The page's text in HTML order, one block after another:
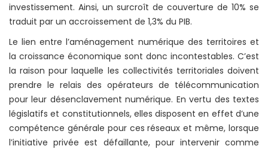
investissement. Ainsi, un surcroît de couverture de 10% se
traduit par un accroissement de 1,3% du PIB.
Le lien entre l’aménagement numérique des territoires et
la croissance économique sont donc incontestables. C’est
la raison pour laquelle les collectivités territoriales doivent
prendre le relais des opérateurs de télécommunication
pour leur désenclavement numérique. En vertu des textes
législatifs et constitutionnels, elles disposent en effet d’une
compétence générale pour ces réseaux et même, lorsque
l’initiative privée est défaillante, pour intervenir comme